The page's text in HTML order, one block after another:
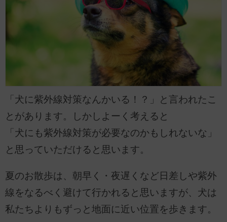
「犬に紫外線対策なんかいる！？」と言われたこ
とがあります。しかしよーく考えると
「犬にも紫外線対策が必要なのかもしれないな」
と思っていただけると思います。
夏のお散歩は、朝早く・夜遅くなど日差しや紫外
線をなるべく避けて行かれると思いますが、犬は
私たちよりもずっと地面に近い位置を歩きます。